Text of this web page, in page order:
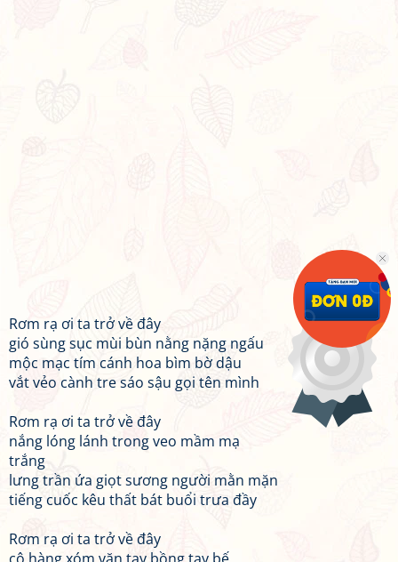
Rơm rạ ơi ta trở về đây
gió sùng sục mùi bùn nằng nặng ngấu
mộc mạc tím cánh hoa bìm bờ dậu
vắt vẻo cành tre sáo sậu gọi tên mình
Rơm rạ ơi ta trở về đây
nắng lóng lánh trong veo mầm mạ
trắng
lưng trần ứa giọt sương người mằn mặn
tiếng cuốc kêu thất bát buổi trưa đầy
Rơm rạ ơi ta trở về đây